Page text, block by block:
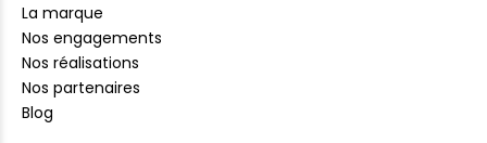
La marque
Nos engagements
Nos réalisations
Nos partenaires
Blog